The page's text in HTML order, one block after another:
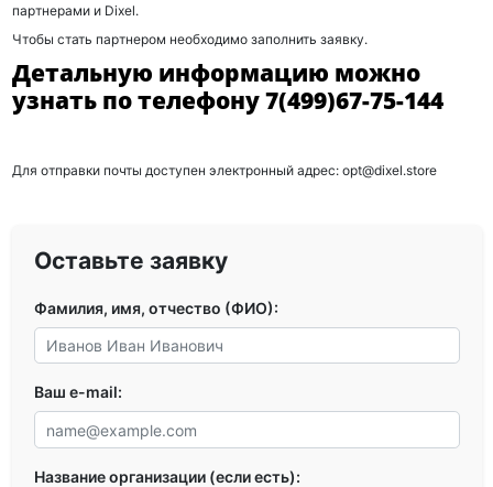
партнерами и Dixel.
Чтобы стать партнером необходимо заполнить заявку.
Детальную информацию можно
узнать по телефону7(499)67-75-144
Для отправки почты доступен электронный адрес: opt@dixel.store
Оставьте заявку
Фамилия, имя, отчество (ФИО):
Ваш e-mail:
Название организации (если есть):